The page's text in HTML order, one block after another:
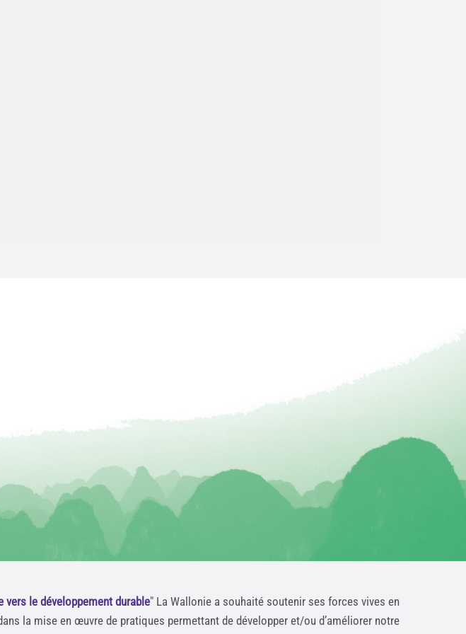
vers le développement durable" La Wallonie a souhaité soutenir ses forces vives en
la mise en œuvre de pratiques permettant de développer et/ou d’améliorer notre